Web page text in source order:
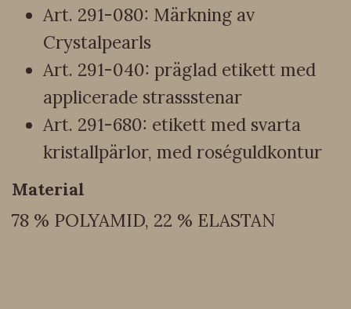
Art. 291-080: Märkning av
Crystalpearls
Art. 291-040: präglad etikett med
applicerade strassstenar
Art. 291-680: etikett med svarta
kristallpärlor, med roséguldkontur
Material
78 % POLYAMID, 22 % ELASTAN